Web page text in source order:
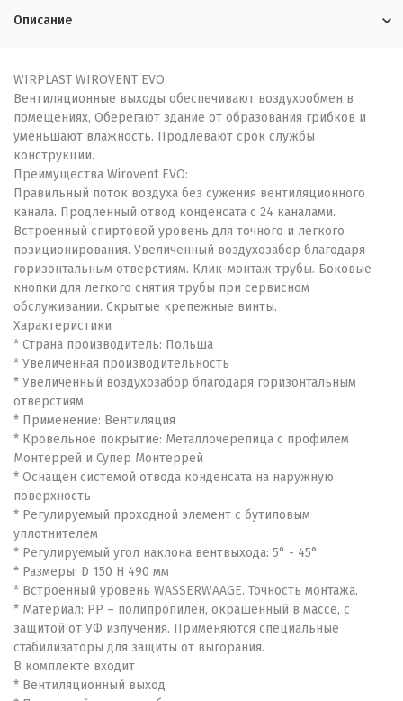
Описание
WIRPLAST WIROVENT EVO
Вентиляционные выходы обеспечивают воздухообмен в
помещениях, Оберегают здание от образования грибков и
уменьшают влажность. Продлевают срок службы
конструкции.
Преимущества Wirovent EVO:
Правильный поток воздуха без сужения вентиляционного
канала. Продленный отвод конденсата с 24 каналами.
Встроенный спиртовой уровень для точного и легкого
позиционирования. Увеличенный воздухозабор благодаря
горизонтальным отверстиям. Клик-монтаж трубы. Боковые
кнопки для легкого снятия трубы при сервисном
обслуживании. Скрытые крепежные винты.
Характеристики
* Страна производитель: Польша
* Увеличенная производительность
* Увеличенный воздухозабор благодаря горизонтальным
отверстиям.
* Применение: Вентиляция
* Кровельное покрытие: Металлочерепица с профилем
Монтеррей и Супер Монтеррей
* Оснащен системой отвода конденсата на наружную
поверхность
* Регулируемый проходной элемент с бутиловым
уплотнителем
* Регулируемый угол наклона вентвыхода: 5° - 45°
* Размеры: D 150 H 490 мм
* Встроенный уровень WASSERWAAGE. Точность монтажа.
* Материал: PP – полипропилен, окрашенный в массе, с
защитой от УФ излучения. Применяются специальные
стабилизаторы для защиты от выгорания.
В комплекте входит
* Вентиляционный выход